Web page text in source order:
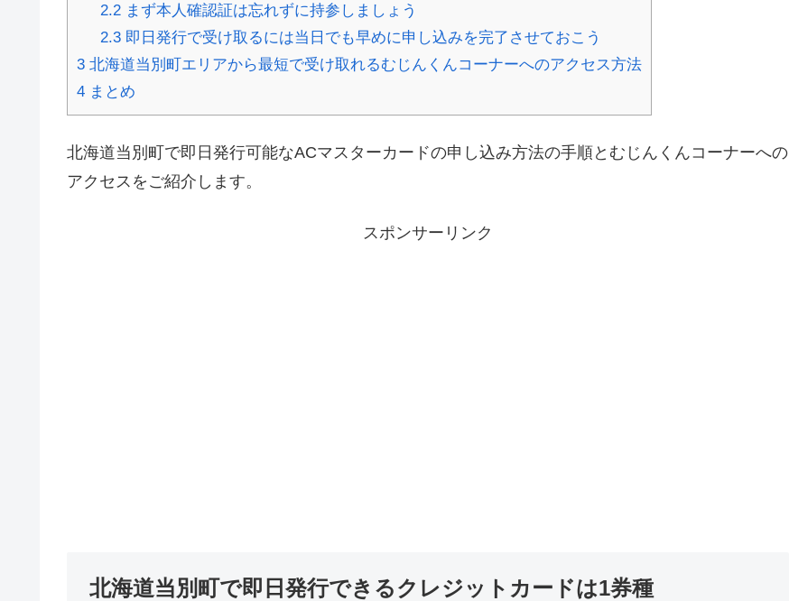
2.2まず本人確認証は忘れずに持参しましょう
2.3即日発行で受け取るには当日でも早めに申し込みを完了させておこう
3 北海道当別町エリアから最短で受け取れるむじんくんコーナーへのアクセス方法
4 まとめ
北海道当別町で即日発行可能なACマスターカードの申し込み方法の手順とむじんくんコーナーへの
アクセスをご紹介します。
スポンサーリンク
北海道当別町で即日発行できるクレジットカードは1券種